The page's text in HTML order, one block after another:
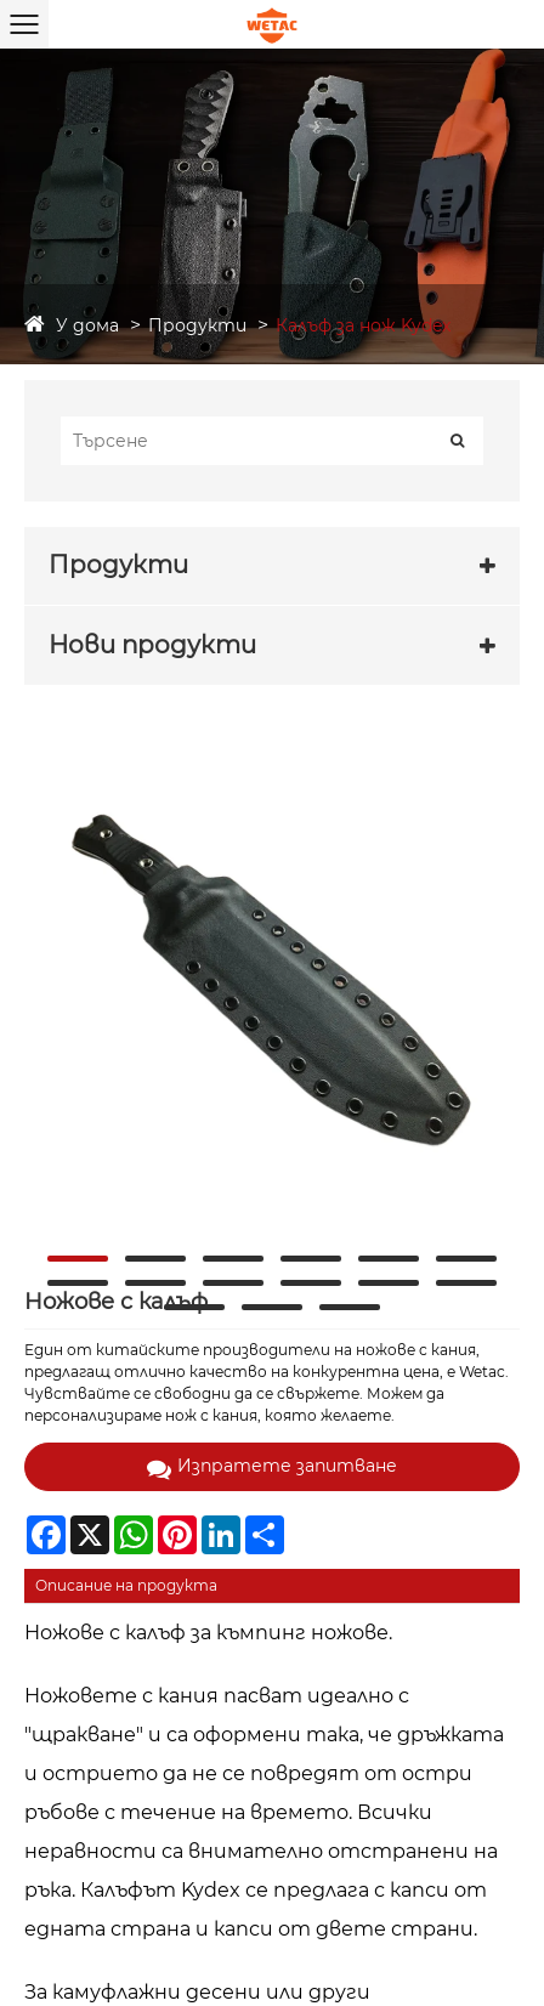
У дома Продукти Калъф за нож Kydex
Продукти
Нови продукти
Ножове с калъф
Един от китайските производители на ножове с кания,
предлагащ отлично качество на конкурентна цена, е Wetac.
Чувствайте се свободни да се свържете. Можем да
персонализираме нож с кания, която желаете.
Изпратете запитване
Facebook
X WhatsAppPinterestLinkedIn
Описание на продукта
Ножове с калъф за къмпинг ножове.
Ножовете с кания пасват идеално с
"щракване" и са оформени така, че дръжката
и острието да не се повредят от остри
ръбове с течение на времето. Всички
неравности са внимателно отстранени на
ръка. Калъфът Kydex се предлага с капси от
едната страна и капси от двете страни.
За камуфлажни десени или други